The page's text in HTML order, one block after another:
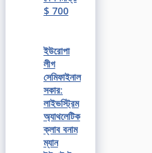
$ 700
ইউরোপা
লীগ
সেমিফাইনাল
সকার:
লাইভস্ট্রিম
অ্যাথলেটিক
ক্লাব বনাম
ম্যান